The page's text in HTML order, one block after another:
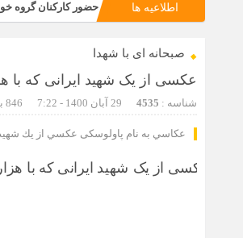
اطلاعیه ها حضور کارکنان گروه
تجربه‌ای میدانی از
مراسم گرامیداشت
صبحانه ای با شهدا
عکسی از یک شهید ایرانی که با
شناسه : 4535 29 آبان 1400 - 7:22
عكاسي به نام پاولوسکی عكسي از يك